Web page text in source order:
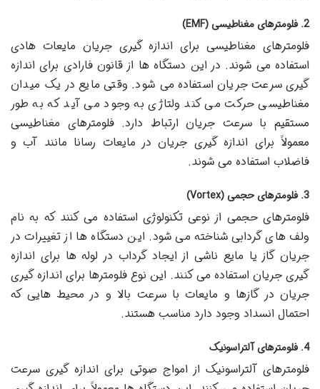
2. فلومترهای مغناطیسی (EMF)
فلومترهای مغناطیسی برای اندازه گیری جریان مایعات هادی
استفاده می شوند. در این دستگاه ها از قانون فارادی برای اندازه
گیری سرعت جریان استفاده می شود. وقتی مایع در یک میدان
مغناطیسی حرکت می کند ولتاژی به وجود می آید که به طور
مستقیم با سرعت جریان ارتباط دارد. فلومترهای مغناطیسی
معمولاً برای اندازه گیری جریان در مایعات رسانا مانند آب و
فاضلاب استفاده می شوند.
3. فلومترهای حجمی (Vortex)
فلومترهای حجمی از نوعی تکنولوژی استفاده می کنند که به نام
ولف های گردابی شناخته می شود. این دستگاه ها از تغییرات در
جریان گاز یا مایع ناشی از ایجاد گرداب در لوله ها برای اندازه
گیری جریان استفاده می کنند. این نوع فلومترها برای اندازه گیری
جریان در گازها و مایعات با سرعت بالا و در محیط هایی که
احتمال انسداد وجود دارد مناسب هستند.
4. فلومترهای آلتراسونیک
فلومترهای آلتراسونیک از امواج صوتی برای اندازه گیری سرعت